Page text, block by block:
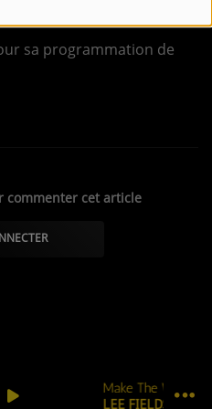
Make The World
LEE FIELDS &
0 0
de musiques actuelles
sa programmation de
commenter cet article